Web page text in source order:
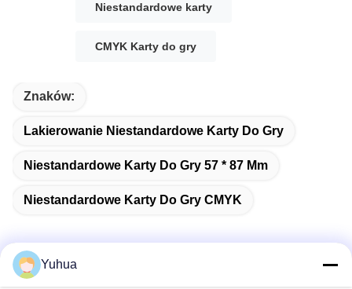
Niestandardowe karty
CMYK Karty do gry
Znaków:
Lakierowanie Niestandardowe Karty Do Gry
Niestandardowe Karty Do Gry 57 * 87 Mm
Niestandardowe Karty Do Gry CMYK
Yuhua